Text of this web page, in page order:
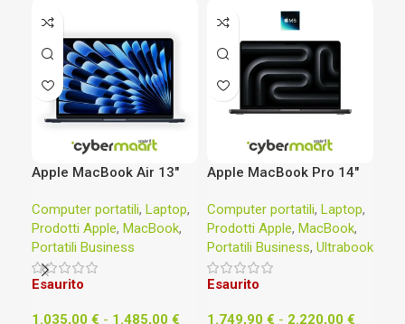
Apple MacBook Air 13″
Computer portatili, Laptop,
Prodotti Apple, MacBook,
Portatili Business
Esaurito
1.035,00 € - 1.485,00 €
Apple MacBook Pro 14″
Computer portatili, Laptop,
Prodotti Apple, MacBook,
Portatili Business, Ultrabook
Esaurito
1.749,90 € - 2.220,00 €